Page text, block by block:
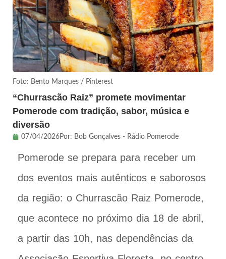
Foto: Bento Marques / Pinterest
“Churrascão Raiz” promete movimentar
Pomerode com tradição, sabor, música e
diversão
07/04/2026Por: Bob Gonçalves - Rádio Pomerode
Pomerode se prepara para receber um
dos eventos mais autênticos e saborosos
da região: o Churrascão Raiz Pomerode,
que acontece no próximo dia 18 de abril,
a partir das 10h, nas dependências da